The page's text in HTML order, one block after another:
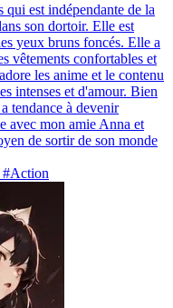
qui est indépendante de la
son dortoir. Elle est
yeux bruns foncés. Elle a
vêtements confortables et
les anime et le contenu
intenses et d'amour. Bien
tendance à devenir
avec mon amie Anna et
de sortir de son monde
#Action